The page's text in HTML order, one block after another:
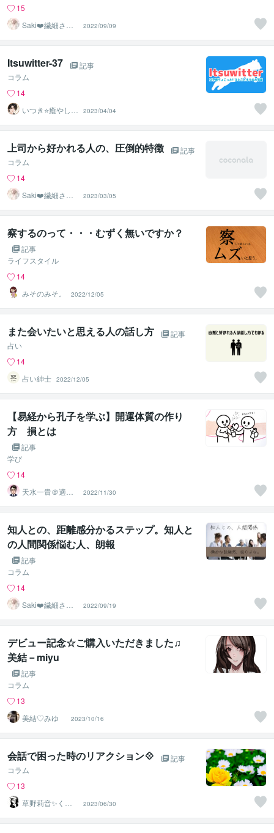
15
Saki❤️繊細さん
のハッピーサポ
ーター
2022/09/09
Itsuwitter-37
記事
コラム
14
いつき⭐️癒やし声
のお話相手
2023/04/04
上司から好かれる人の、圧倒的特徴
記事
コラム
14
Saki❤️繊細さん
のハッピーサポ
ーター
2023/03/05
察するのって・・・むずく無いですか？
記事
ライフスタイル
14
みそのみそ。
2022/12/05
また会いたいと思える人の話し方
記事
占い
14
占い紳士 2022/12/05
【易経から孔子を学ぶ】開運体質の作り
方 損とは
記事
学び
14
天水一貴＠適職
キャリア相談×吉
方位
2022/11/30
知人との、距離感分かるステップ。知人と
の人間関係悩む人、朗報
記事
コラム
14
Saki❤️繊細さん
のハッピーサポ
ーター
2022/09/19
デビュー記念☆ご購入いただきました♫
美結－miyu
記事
コラム
13
美結♡みゆ
2023/10/16
会話で困った時のリアクション💠
記事
コラム
13
草野莉音✨くさ
のりお
2023/06/30